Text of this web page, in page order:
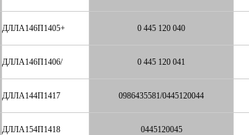
ДЛЛА146П1405+ 0 445 120 040
ДЛЛА146П1406/ 0 445 120 041
ДЛЛА144П1417 0986435581/0445120044
ДЛЛА154П1418 0445120045